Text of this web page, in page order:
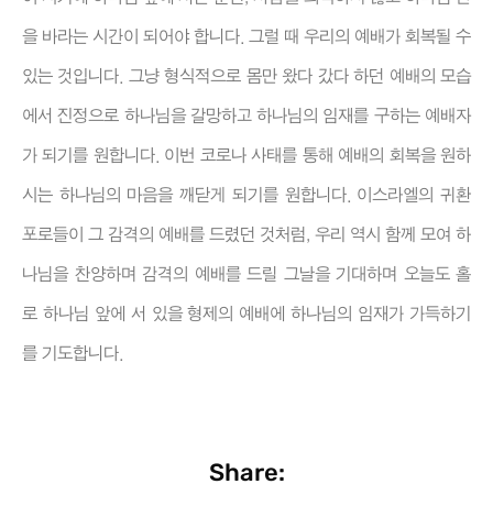
을 바라는 시간이 되어야 합니다. 그럴 때 우리의 예배가 회복될 수
있는 것입니다. 그냥 형식적으로 몸만 왔다 갔다 하던 예배의 모습
에서 진정으로 하나님을 갈망하고 하나님의 임재를 구하는 예배자
가 되기를 원합니다. 이번 코로나 사태를 통해 예배의 회복을 원하
시는 하나님의 마음을 깨닫게 되기를 원합니다. 이스라엘의 귀환
포로들이 그 감격의 예배를 드렸던 것처럼, 우리 역시 함께 모여 하
나님을 찬양하며 감격의 예배를 드릴 그날을 기대하며 오늘도 홀
로 하나님 앞에 서 있을 형제의 예배에 하나님의 임재가 가득하기
를 기도합니다.
Share: